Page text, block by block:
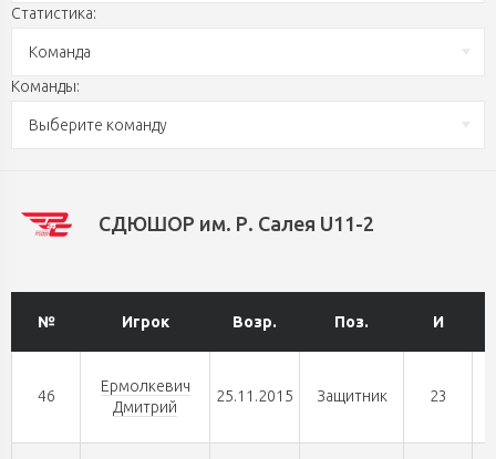
Статистика:
Команда
Команды:
Выберите команду
СДЮШОР им. Р. Салея U11-2
№ Игрок Возр. Поз. И
46
Ермолкевич
Дмитрий
25.11.2015 Защитник 23